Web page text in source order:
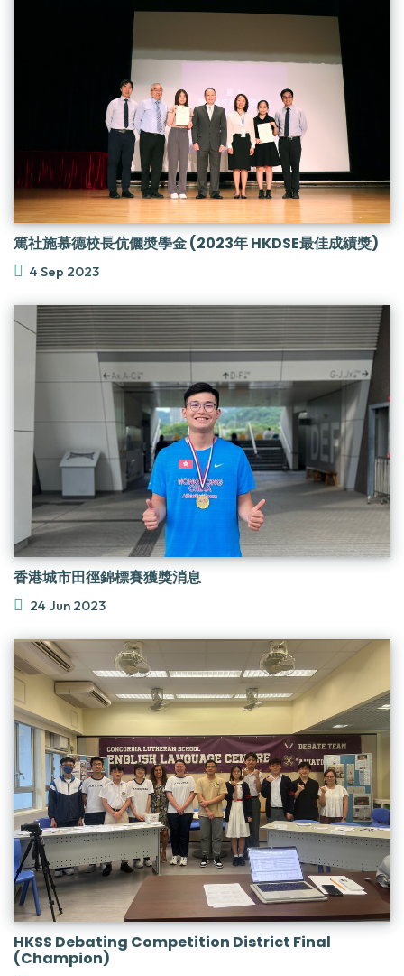
篤社施慕德校長伉儷奬學金 (2023年 HKDSE最佳成績獎)
4 Sep 2023
香港城市田徑錦標賽獲獎消息
24 Jun 2023
HKSS Debating Competition District Final
(Champion)